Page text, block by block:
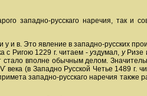
западно-русскаго наречия, так и
и в. Это явление в западно-русских
с Ригою 1229 г. читаем -уздумал, уРизе
вполне обычным делом.
века (в Западно Русской Четье 1489 г.
западно-русскаго наречия также